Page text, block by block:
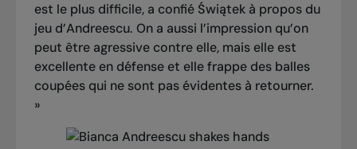
est le plus difficile, a confié Świątek à propos du
jeu d’Andreescu. On a aussi l’impression qu’on
peut être agressive contre elle, mais elle est
excellente en défense et elle frappe des balles
coupées qui ne sont pas évidentes à retourner.
»